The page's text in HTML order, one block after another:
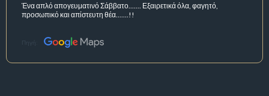
Ένα απλό απογευματινό Σάββατο....... Εξαιρετικά όλα, φαγητό,
προσωπικό και απίστευτη θέα.......!!
Πηγή: